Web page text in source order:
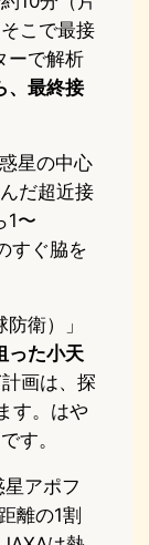
こで最接
ーで解析
、最終接
星の中心
だ超近接
1〜
すぐ脇を
衛）」
った小天
画は、探
す。はや
す。
アポフ
離の1割